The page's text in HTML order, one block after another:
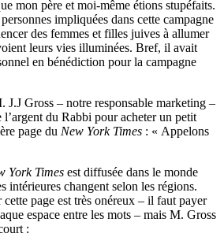
mon père et moi-même étions stupéfaits.
impliquées dans cette campagne
des femmes et filles juives à allumer
leurs vies illuminées. Bref, il avait
en bénédiction pour la campagne
J.J Gross – notre responsable marketing –
du Rabbi pour acheter un petit
page du New York Times : « Appelons
York Times est diffusée dans le monde
intérieures changent selon les régions.
page est très onéreux – il faut payer
espace entre les mots – mais M. Gross
: